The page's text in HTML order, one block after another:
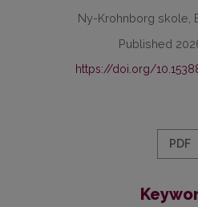
Ny-Krohnborg skole,
Published
https://doi.org/
PDF